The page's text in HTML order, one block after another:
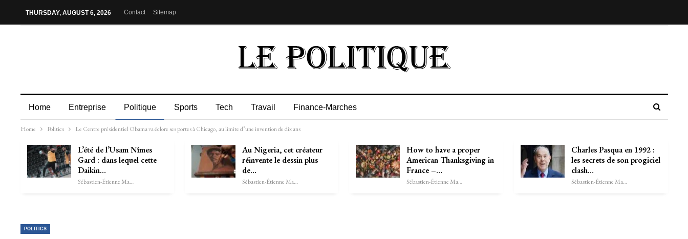
THURSDAY, AUGUST 6, 2026 Contact Sitemap
Home Entreprise Politique Sports Tech Travail Finance-Marches
Home Politics Le Centre présidentiel Obama va éclore ses portes à Chicago, au limite d’une invention de dix ans
L’été de l’Usam Nîmes
Gard : dans lequel cette
Daikin…
Sébastien-Étienne Marechal
Au Nigeria, cet créateur
réinvente le dessin plus
de…
Sébastien-Étienne Marechal
How to have a proper
American Thanksgiving in
France –…
Sébastien-Étienne Marechal
Charles Pasqua en 1992 :
les secrets de son progiciel
clash…
Sébastien-Étienne Marechal
POLITICS